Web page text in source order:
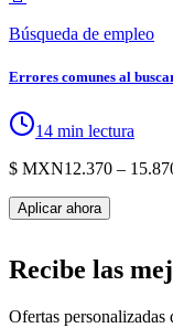
Búsqueda de empleo
Errores comunes al
14 min lectura
$ MXN12.370 –
Aplicar ahora
Recibe las
Ofertas